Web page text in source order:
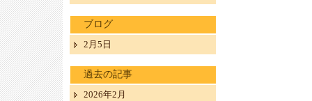
ブログ
2月5日
過去の記事
2026年2月